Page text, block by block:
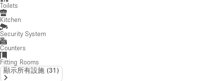
Toilets
Kitchen
Security System
Counters
Fitting Rooms
顯示所有設施 (31)